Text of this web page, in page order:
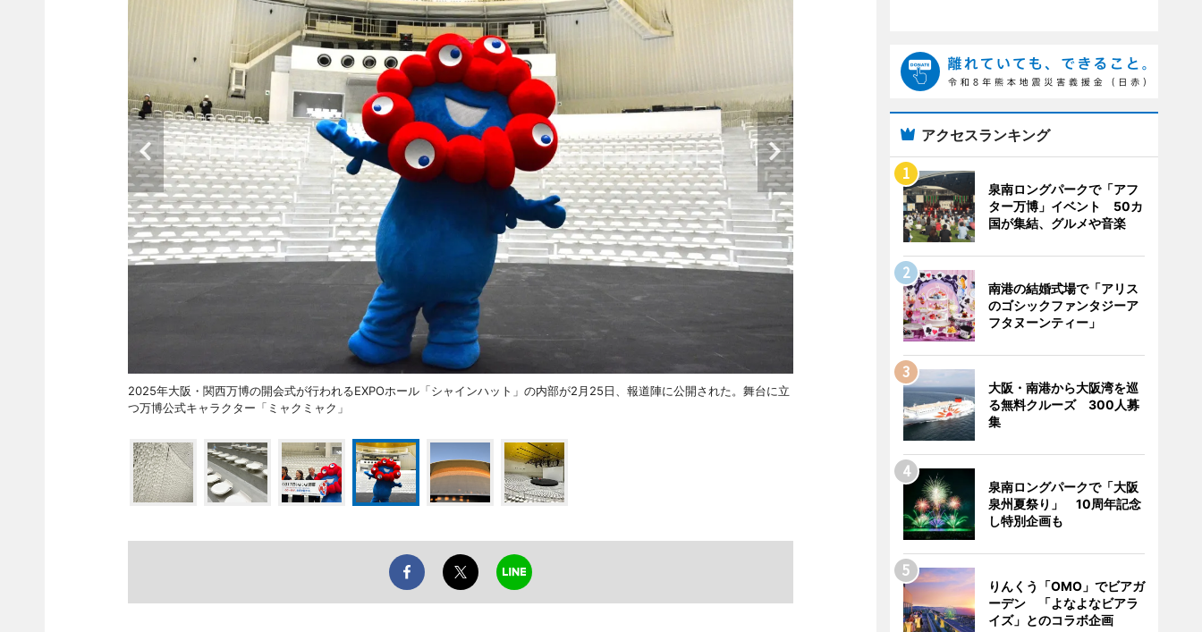
2025年大阪・関西万博の開会式が行われるEXPOホール「シャインハット」の内部が2月25日、報道陣に公開された。舞台に立
つ万博公式キャラクター「ミャクミャク」
アクセスランキング
泉南ロングパークで「アフ
ター万博」イベント 50カ
国が集結、グルメや音楽
南港の結婚式場で「アリス
のゴシックファンタジーア
フタヌーンティー」
大阪・南港から大阪湾を巡
る無料クルーズ 300人募
集
泉南ロングパークで「大阪
泉州夏祭り」 10周年記念
し特別企画も
りんくう「OMO」でビアガ
ーデン 「よなよなビアラ
イズ」とのコラボ企画